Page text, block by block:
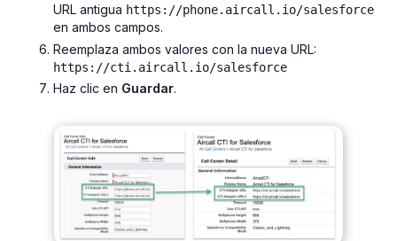
URL antigua https://phone.aircall.io/salesforce
en ambos campos.
Reemplaza ambos valores con la nueva URL:
https://cti.aircall.io/salesforce
Haz clic en Guardar.